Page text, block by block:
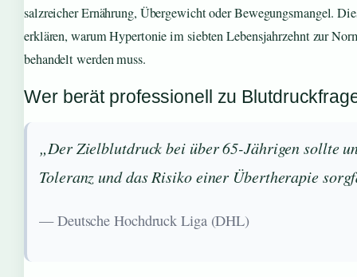
salzreicher Ernährung, Übergewicht oder Bewegungsmangel.
erklären, warum Hypertonie im siebten Lebensjahrzehnt zur
behandelt werden muss.
Wer berät professionell zu
„Der Zielblutdruck bei über 65-Jährigen sollte
Toleranz und das Risiko einer Übertherapie
— Deutsche Hochdruck Liga (DHL)